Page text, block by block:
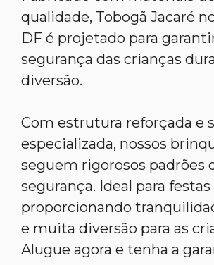
qualidade, Tobogã Jacaré
DF é projetado para
segurança das crianças
diversão.
Com estrutura reforçada e
especializada, nossos
seguem rigorosos padrões
segurança. Ideal para
proporcionando
e muita diversão para as
Alugue agora e tenha a